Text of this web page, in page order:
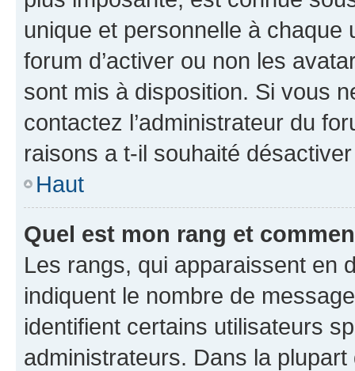
unique et personnelle à chaque
forum d’activer ou non les
sont mis à disposition. Si vous
contactez l’administrateur du
raisons a t-il souhaité
Haut
Quel est mon rang et
Les rangs, qui apparaissent en
indiquent le nombre de
identifient certains utilisateurs
administrateurs. Dans la